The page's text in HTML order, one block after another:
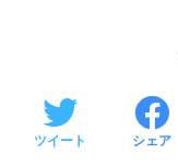
ツイート シェア